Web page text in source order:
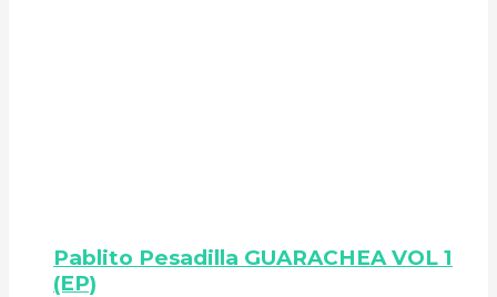
Pablito Pesadilla GUARACHEA VOL 1
(EP)